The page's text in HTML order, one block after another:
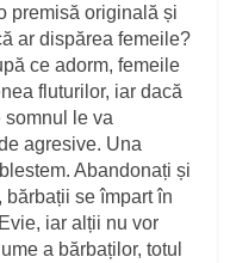
premisă originală și
ar dispărea femeile?
ce adorm, femeile
fluturilor, iar dacă
le va
agresive. Una
Abandonați și
bărbații se împart în
iar alții nu vor
a bărbaților, totul